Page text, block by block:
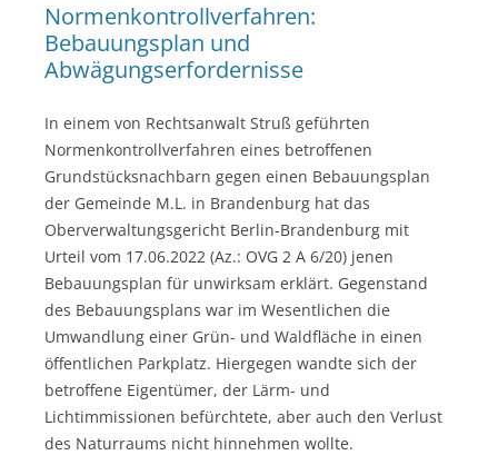
Normenkontrollverfahren:
Bebauungsplan und
Abwägungserfordernisse
In einem von Rechtsanwalt Struß geführten
Normenkontrollverfahren eines betroffenen
Grundstücksnachbarn gegen einen Bebauungsplan
der Gemeinde M.L. in Brandenburg hat das
Oberverwaltungsgericht Berlin-Brandenburg mit
Urteil vom 17.06.2022 (Az.: OVG 2 A 6/20) jenen
Bebauungsplan für unwirksam erklärt. Gegenstand
des Bebauungsplans war im Wesentlichen die
Umwandlung einer Grün- und Waldfläche in einen
öffentlichen Parkplatz. Hiergegen wandte sich der
betroffene Eigentümer, der Lärm- und
Lichtimmissionen befürchtete, aber auch den Verlust
des Naturraums nicht hinnehmen wollte.